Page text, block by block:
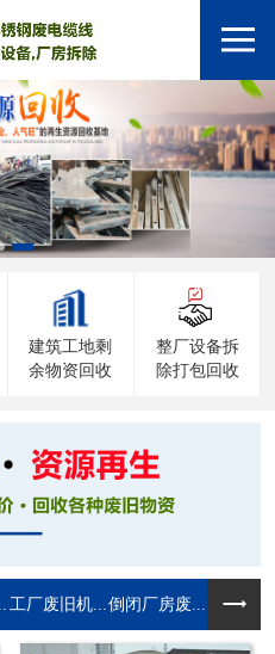
建筑工地剩
余物资回收
整厂设备拆
除打包回收
工厂废旧机... 倒闭厂房废...